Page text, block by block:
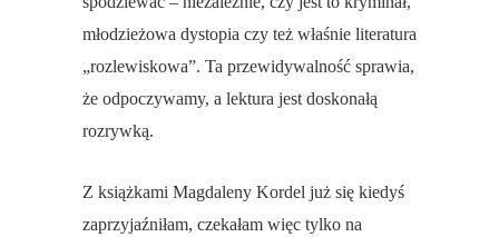
młodzieżowa dystopia czy też właśnie literatura
„rozlewiskowa”. Ta przewidywalność sprawia,
że odpoczywamy, a lektura jest doskonałą
rozrywką.
Z książkami Magdaleny Kordel już się kiedyś
zaprzyjaźniłam, czekałam więc tylko na